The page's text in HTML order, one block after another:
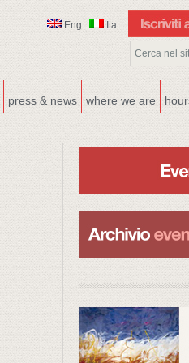
Eng Ita
press & news where we are